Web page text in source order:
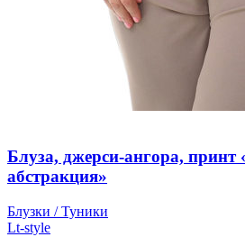
Блуза, джерси-ангора, принт
абстракция»
Блузки / Туники
Lt-style